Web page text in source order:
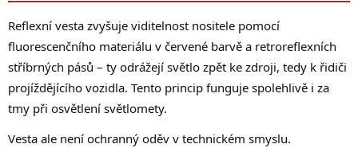
Reflexní vesta zvyšuje viditelnost nositele pomocí
fluorescenčního materiálu v červené barvě a retroreflexních
stříbrných pásů – ty odrážejí světlo zpět ke zdroji, tedy k řidiči
projíždějícího vozidla. Tento princip funguje spolehlivě i za
tmy při osvětlení světlomety.
Vesta ale není ochranný oděv v technickém smyslu.